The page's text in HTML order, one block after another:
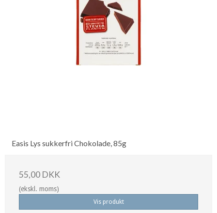
Easis Lys sukkerfri Chokolade, 85g
55,00 DKK
(ekskl. moms)
Vis produkt